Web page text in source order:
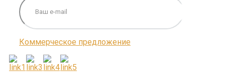
Коммерческое предложение